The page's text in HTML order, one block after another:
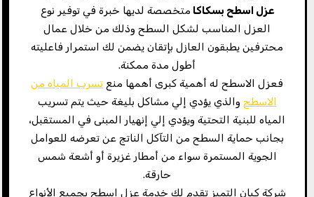
عزل اسطح بسكاكا متخصصة لديها خبرة في توفير نوع
العزل المناسب لشكل السطح وذلك من خلال عمال
محترفين يطبقون العازل بإتقان يضمن لك استمرار فاعليته
أطول مدة ممكنة.
فعزل الاسطح له أهمية كبرى أهمها منع تسرب المياه من
الاسطح والذي يؤدي إلي مشاكل بليغة حيث يتم تسريب
المياه للبنية التحتية ويؤدي إلي إنهيار المبنى في المستقبل،
بجانب حماية السطح من التآكل الناتج عن تعرضه للعوامل
الجوية المستمرة سواء من أمطار غزيرة أو أشعة شمس
حارقة.
شركة كيان التميز تقدم لك خدمة عزل اسطح بجميع الأنواع